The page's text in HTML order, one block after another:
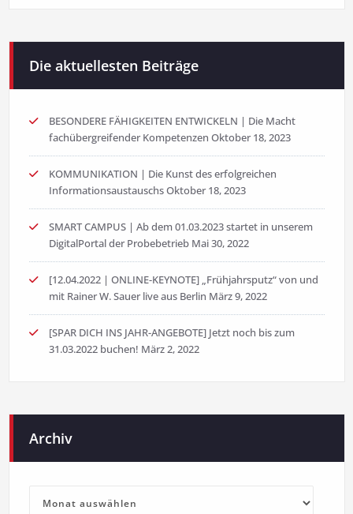
Die aktuellesten Beiträge
BESONDERE FÄHIGKEITEN ENTWICKELN | Die Macht
fachübergreifender Kompetenzen Oktober 18, 2023
KOMMUNIKATION | Die Kunst des erfolgreichen
InformationsaustauschsOktober 18, 2023
SMART CAMPUS | Ab dem 01.03.2023 startet in unserem
DigitalPortal der Probebetrieb Mai 30, 2022
[12.04.2022 | ONLINE-KEYNOTE] „Frühjahrsputz“ von und
mit Rainer W. Sauer live aus Berlin März 9, 2022
[SPAR DICH INS JAHR-ANGEBOTE] Jetzt noch bis zum
31.03.2022 buchen! März 2, 2022
Archiv